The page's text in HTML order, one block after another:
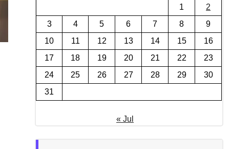
1
2
3
4 5 6 7 8
9
10
11 12 13 14 15
16
17
18 19 20 21 22
23
24
25 26 27 28 29
30
31
« Jul